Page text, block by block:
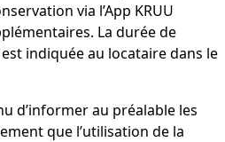
via l’App KRUU
La durée de
indiquée au locataire dans le
d’informer au préalable les
que l’utilisation de la